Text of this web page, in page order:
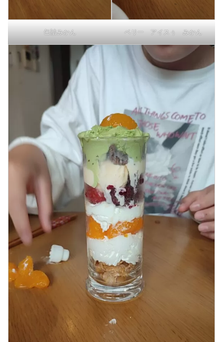
缶詰みかん ベリー アイスぅ みかん